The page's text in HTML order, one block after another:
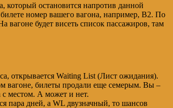
который остановится напротив данной
номер вашего вагона, например, В2. По
будет висеть список пассажиров, там
открывается Waiting List (Лист ожидания).
вагоне, билеты продали еще семерым. Вы –
с местом. А может и нет.
пара дней, а WL двузначный, то шансов